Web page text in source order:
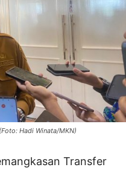
Hadi Winata/MKN)
Transfer